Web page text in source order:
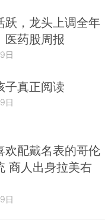
跃，龙头上调全年
医药股周报
日
子真正阅读
日
欢配戴名表的哥伦
商人出身拉美右
日